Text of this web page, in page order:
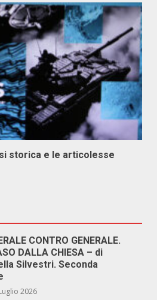
storica e le articolesse
CONTRO GENERALE.
DALLA CHIESA – di
Silvestri. Seconda
2026